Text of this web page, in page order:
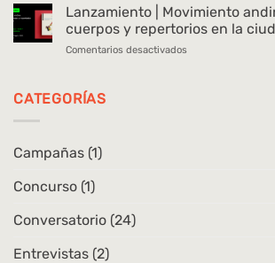
de
un
|
Historias
de
las
Lanzamiento | Movimiento
cuerpos y repertorios en la
Comentarios desactivadosen
CATEGORÍAS
Campañas (1)
Concurso (1)
Conversatorio (24)
Entrevistas (2)